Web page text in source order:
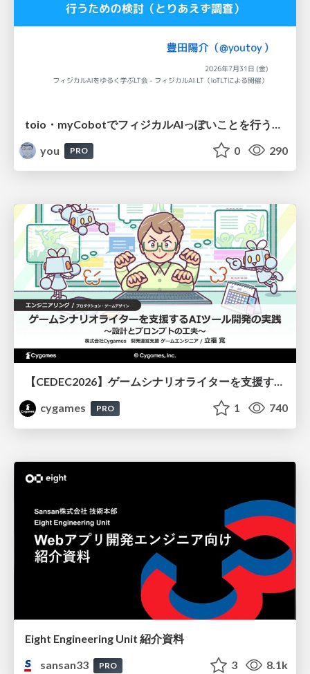
you
PRO 0 290
【CEDEC2026】ゲームシナリオライターを支援するAIツール開発の実践 ― 設計とプロンプトの工夫 ―
cygames
PRO 1 740
Eight Engineering Unit 紹介資料
sansan33
PRO 3 8.1k